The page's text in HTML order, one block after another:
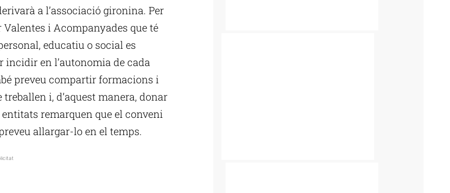
a l’associació gironina. Per
i Acompanyades que té
educatiu o social es
incidir en l’autonomia de cada
preveu compartir formacions i
i, d’aquest manera, donar
remarquen que el conveni
allargar-lo en el temps.